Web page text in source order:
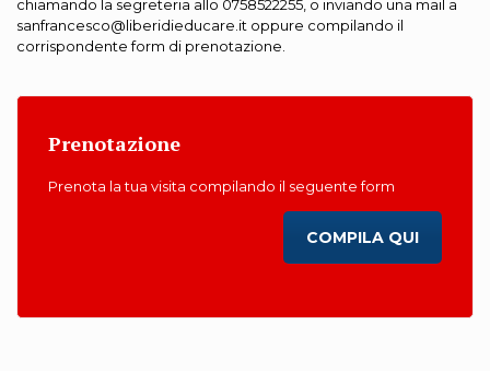
chiamando la segreteria allo 0758522255, o inviando una mail a
sanfrancesco@liberidieducare.it oppure compilando il
corrispondente form di prenotazione.
Prenotazione
Prenota la tua visita compilando il seguente form
COMPILA QUI